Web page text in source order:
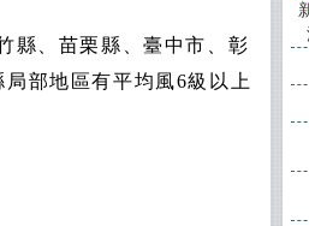
縣、苗栗縣、臺中市、彰
部地區有平均風6級以上